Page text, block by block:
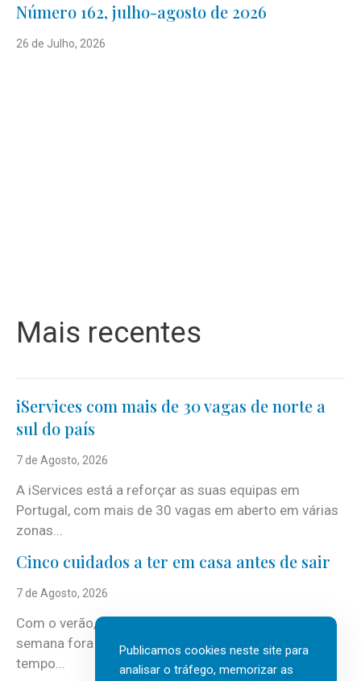
Número 162, julho-agosto de 2026
26 de Julho, 2026
Mais recentes
iServices com mais de 30 vagas de norte a
sul do país
7 de Agosto, 2026
A iServices está a reforçar as suas equipas em
Portugal, com mais de 30 vagas em aberto em várias
zonas...
Cinco cuidados a ter em casa antes de sair
7 de Agosto, 2026
Com o verão, chegam também as férias, os fins-de-
semana fora e os dias em que a casa fica mais
tempo...
Publicamos cookies neste site para
analisar o tráfego, memorizar as